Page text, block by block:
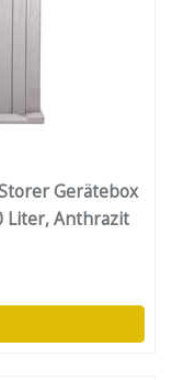
Gerätebox
Liter, Anthrazit